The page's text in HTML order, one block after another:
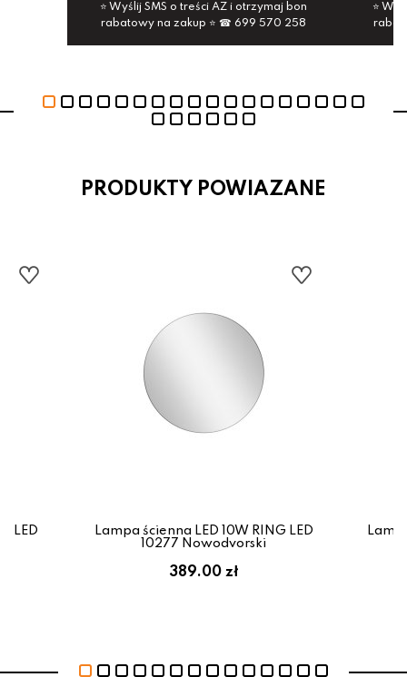
⭐ Wyślij SMS o treści AZ i otrzymaj bon
rabatowy na zakup ⭐ ☎ 699 570 258
⭐
PRODUKTY POWIAZANE
LED
Lampa ścienna LED 10W RING LED
10277 Nowodvorski
389.00 zł